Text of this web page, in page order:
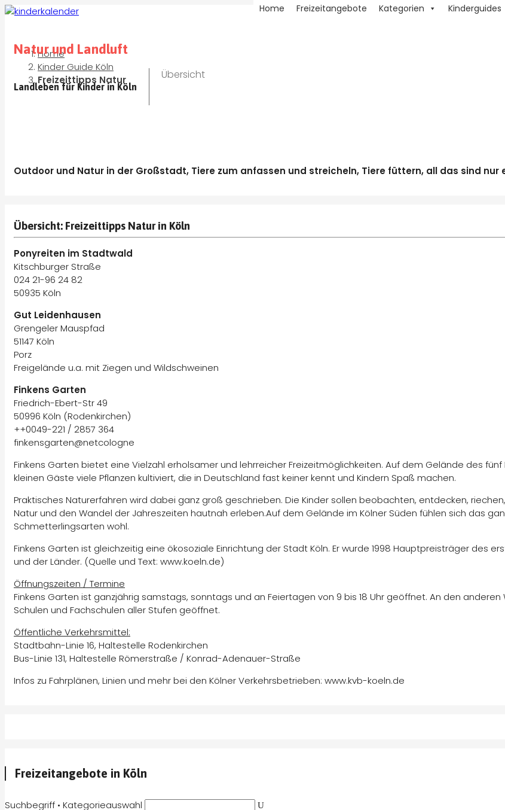
Home Freizeitangebote Kategorien Kinderguides
Home
Kinder Guide Köln
Freizeittipps Natur
Natur und Landluft
Landleben für Kinder in Köln
Übersicht
Outdoor und Natur in der Großstadt, Tiere zum anfassen und streicheln, Tiere füttern, all das sind nur
Übersicht: Freizeittipps Natur in Köln
Ponyreiten im Stadtwald
Kitschburger Straße
024 21-96 24 82
50935 Köln
Gut Leidenhausen
Grengeler Mauspfad
51147 Köln
Porz
Freigelände u.a. mit Ziegen und Wildschweinen
Finkens Garten
Friedrich-Ebert-Str 49
50996 Köln (Rodenkirchen)
++0049-221 / 2857 364
finkensgarten@netcologne
Finkens Garten bietet eine Vielzahl erholsamer und lehrreicher Freizeitmöglichkeiten. Auf dem Gelände des
kleinen Gäste viele Pflanzen kultiviert, die in Deutschland fast keiner kennt und Kindern Spaß machen.
Praktisches Naturerfahren wird dabei ganz groß geschrieben. Die Kinder sollen beobachten, entdecken,
Natur und den Wandel der Jahreszeiten hautnah erleben.Auf dem Gelände im Kölner Süden fühlen sich das
Schmetterlingsarten wohl.
Finkens Garten ist gleichzeitig eine ökosoziale Einrichtung der Stadt Köln. Er wurde 1998 Hauptpreisträger des
und der Länder. (Quelle und Text: www.koeln.de)
Öffnungszeiten / Termine
Finkens Garten ist ganzjährig samstags, sonntags und an Feiertagen von 9 bis 18 Uhr geöffnet. An den
Schulen und Fachschulen aller Stufen geöffnet.
Öffentliche Verkehrsmittel:
Stadtbahn-Linie 16, Haltestelle Rodenkirchen
Bus-Linie 131, Haltestelle Römerstraße / Konrad-Adenauer-Straße
Infos zu Fahrplänen, Linien und mehr bei den Kölner Verkehrsbetrieben: www.kvb-koeln.de
Freizeitangebote in Köln
Suchbegriff • Kategorieauswahl